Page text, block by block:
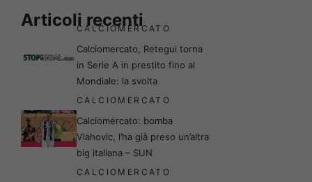
Articoli recenti
CALCIOMERCATO
Calciomercato, Retegui torna
in Serie A in prestito fino al
Mondiale: la svolta
CALCIOMERCATO
Calciomercato: bomba
Vlahovic, l’ha già preso un’altra
big italiana – SUN
CALCIOMERCATO